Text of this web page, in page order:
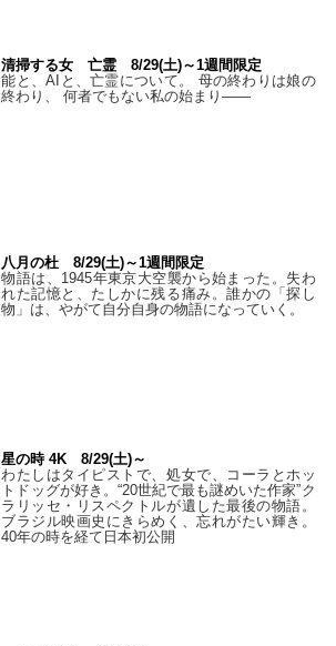
清掃する女 亡霊 8/29(土)～1週間限定
能と、AIと、亡霊について。 母の終わりは娘の
終わり、 何者でもない私の始まり――
八月の杜 8/29(土)～1週間限定
物語は、1945年東京大空襲から始まった。失わ
れた記憶と、たしかに残る痛み。誰かの「探し
物」は、やがて自分自身の物語になっていく。
星の時 4K 8/29(土)～
わたしはタイピストで、処⼥で、コーラとホッ
トドッグが好き。“20世紀で最も謎めいた作家”ク
ラリッセ・リスペクトルが遺した最後の物語。
ブラジル映画史にきらめく、忘れがたい輝き。
40年の時を経て⽇本初公開